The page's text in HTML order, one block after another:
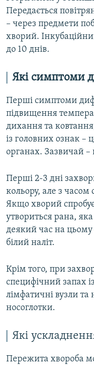
Передається
– через предмети
хворий.
до 10 днів.
Які симптоми
Перші симптоми
підвищення
дихання та
із головних ознак –
органах. Зазвичай
Перші 2-3 дні
кольору, але з часом
Якщо хворий
утвориться рана,
деякий час на цьому
білий наліт.
Крім того, при
специфічний запах
лімфатичні вузли та
носоглотки.
Які
Пережита хвороба